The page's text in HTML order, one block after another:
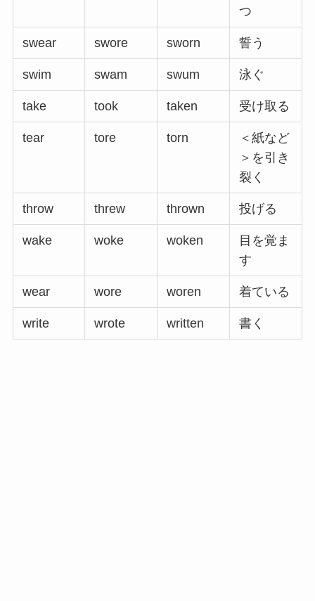
つ
swear swore sworn 誓う
swim swam swum 泳ぐ
take took taken 受け取る
tear tore torn
＜紙など
＞を引き
裂く
throw threw thrown 投げる
wake woke woken
目を覚ま
す
wear wore woren 着ている
write wrote written 書く